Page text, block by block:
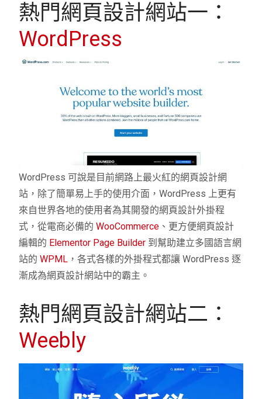
熱門網頁設計網站一：
WordPress
WordPress 可說是目前網路上最火紅的網頁設計網
站，除了簡單易上手的使用介面，WordPress 上更有
來自世界各地的使用者為其開發的網頁設計外掛程
式，從電商必備的WooCommerce 、更方便網頁設計
編輯的 Elementor Page Builder 到幫助建立多國語言網
站的WPML ，各式各樣的外掛程式都讓 WordPress 逐
漸成為網頁設計網站中的霸主。
熱門網頁設計網站二：
Weebly